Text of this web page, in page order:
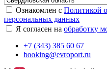
Ознакомлен с Политикой
персональных данных
Я согласен на обработку
+7 (343) 385 60 67
booking@evroport.ru